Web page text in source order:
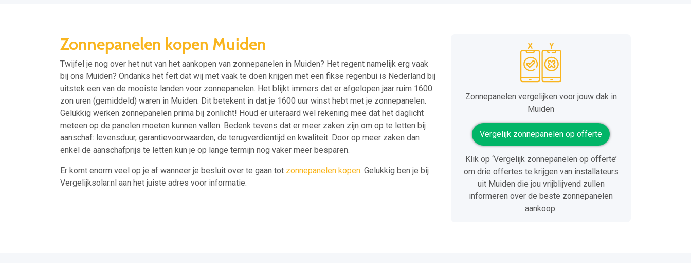
Zonnepanelen kopen Muiden
Twijfel je nog over het nut van het aankopen van zonnepanelen in Muiden? Het regent namelijk erg vaak
bij ons Muiden? Ondanks het feit dat wij met vaak te doen krijgen met een fikse regenbui is Nederland bij
uitstek een van de mooiste landen voor zonnepanelen. Het blijkt immers dat er afgelopen jaar ruim 1600
zon uren (gemiddeld) waren in Muiden. Dit betekent in dat je 1600 uur winst hebt met je zonnepanelen.
Gelukkig werken zonnepanelen prima bij zonlicht! Houd er uiteraard wel rekening mee dat het daglicht
meteen op de panelen moeten kunnen vallen. Bedenk tevens dat er meer zaken zijn om op te letten bij
aanschaf: levensduur, garantievoorwaarden, de terugverdientijd en kwaliteit. Door op meer zaken dan
enkel de aanschafprijs te letten kun je op lange termijn nog vaker meer besparen.
Er komt enorm veel op je af wanneer je besluit over te gaan tot zonnepanelen kopen. Gelukkig ben je bij
Vergelijksolar.nl aan het juiste adres voor informatie.
Zonnepanelen vergelijken voor jouw dak in
Muiden
Vergelijk zonnepanelen op offerte
Klik op ‘Vergelijk zonnepanelen op offerte’
om drie offertes te krijgen van installateurs
uit Muiden die jou vrijblijvend zullen
informeren over de beste zonnepanelen
aankoop.